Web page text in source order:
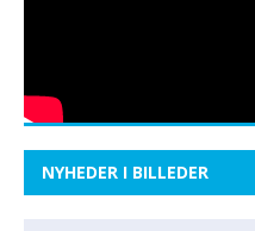
NYHEDER I BILLEDER